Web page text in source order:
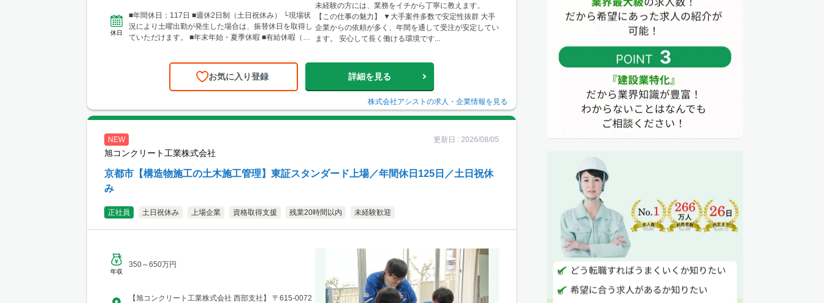
休日
■年間休日：117日 ■週休2日制（土日祝休み） └現場状
況により土曜出勤が発生した場合は、振替休日を取得し
ていただけます。 ■年末年始・夏季休暇 ■有給休暇（入
未経験の方には、業務をイチから丁寧に教えます。
【この仕事の魅力】 ▼大手案件多数で安定性抜群 大手
企業からの依頼が多く、年間を通して受注が安定してい
ます。 安心して長く働ける環境です...
お気に入り登録 詳細を見る
株式会社アシスト の求人・企業情報を見る
NEW 更新日 : 2026/08/05
旭コンクリート工業株式会社
京都市【構造物施工の土木施工管理】東証スタンダード上場／年間休日125日／土日祝休
み
正社員 土日祝休み 上場企業 資格取得支援 残業20時間以内 未経験歓迎
年収
350～650万円
【旭コンクリート工業株式会社 西部支社】 〒615-0072